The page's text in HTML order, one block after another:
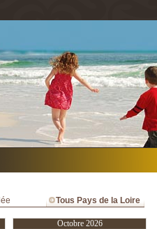
Tous Pays de la Loire
Octobre 2026